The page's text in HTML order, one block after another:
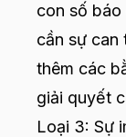
con số báo
cần sự can
thêm các
giải quyết
Loại 3: Sự